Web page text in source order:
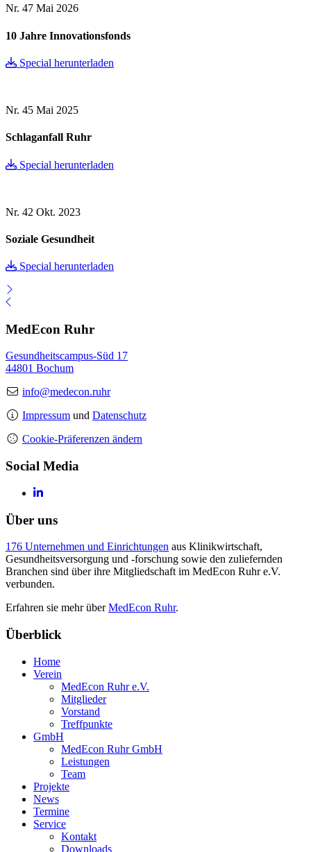
Nr. 47 Mai 2026
10 Jahre Innovationsfonds
Special herunterladen
Nr. 45 Mai 2025
Schlaganfall Ruhr
Special herunterladen
Nr. 42 Okt. 2023
Soziale Gesundheit
Special herunterladen
MedEcon Ruhr
Gesundheitscampus-Süd 17
44801 Bochum
info@medecon.ruhr
Impressum und Datenschutz
Cookie-Präferenzen ändern
Social Media
Über uns
176 Unternehmen und Einrichtungen aus Klinikwirtschaft,
Gesundheitsversorgung und -forschung sowie den zuliefernden
Branchen sind über ihre Mitgliedschaft im MedEcon Ruhr e.V.
verbunden.
Erfahren sie mehr überMedEcon Ruhr.
Überblick
Home
Verein
MedEcon Ruhr e.V.
Mitglieder
Vorstand
Treffpunkte
GmbH
MedEcon Ruhr GmbH
Leistungen
Team
Projekte
News
Termine
Service
Kontakt
Downloads